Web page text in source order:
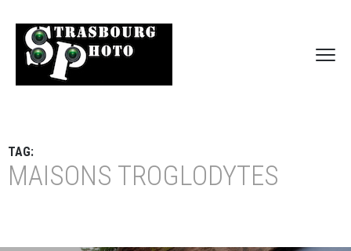
TAG:
MAISONS TROGLODYTES